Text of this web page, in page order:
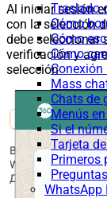
Traslado
Cómo
Cómo
Cómo
Conexión
Mass
Chats de
Menús
Si el
Tarjeta
Primeros
WhatsApp
Al iniciar sesión
con la selección
debe seleccionar
verificación y
selección